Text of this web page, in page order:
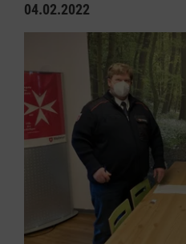
04.02.2022